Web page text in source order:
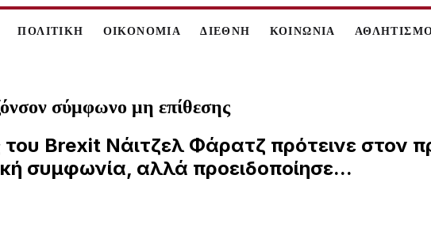
ΠΟΛΙΤΙΚΗ ΟΙΚΟΝΟΜΙΑ ΔΙΕΘΝΗ ΚΟΙΝΩΝΙΑ
σύμφωνο μη επίθεσης
Brexit Νάιτζελ Φάρατζ πρότεινε στον
συμφωνία, αλλά προειδοποίησε...